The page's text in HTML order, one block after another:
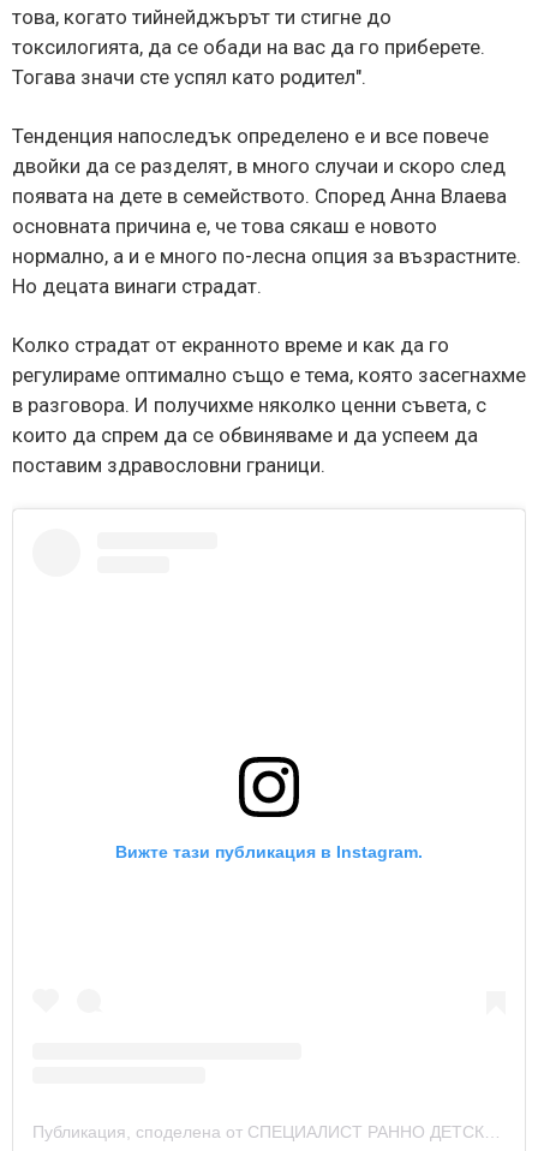
това, когато тийнейджърът ти стигне до
токсилогията, да се обади на вас да го приберете.
Тогава значи сте успял като родител".
Тенденция напоследък определено е и все повече
двойки да се разделят, в много случаи и скоро след
появата на дете в семейството. Според Анна Влаева
основната причина е, че това сякаш е новото
нормално, а и е много по-лесна опция за възрастните.
Но децата винаги страдат.
Колко страдат от екранното време и как да го
регулираме оптимално също е тема, която засегнахме
в разговора. И получихме няколко ценни съвета, с
които да спрем да се обвиняваме и да успеем да
поставим здравословни граници.
Вижте тази публикация в Instagram.